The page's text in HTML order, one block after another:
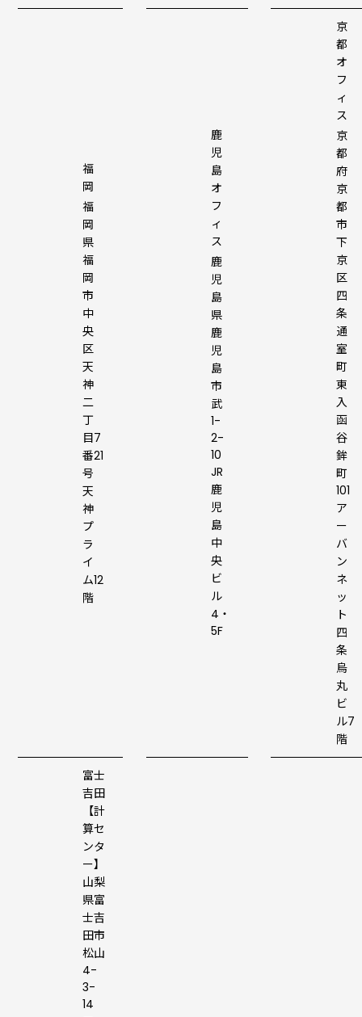
福
岡
福
岡
県
福
岡
市
中
央
区
天
神
二
丁
目7
番21
号
天
神
プ
ラ
イ
ム12
階
鹿
児
島
オ
フ
ィ
ス
鹿
児
島
県
鹿
児
島
市
武
1-
2-
10
JR
鹿
児
島
中
央
ビ
ル
4・
5F
京
都
オ
フ
ィ
ス
京
都
府
京
都
市
下
京
区
四
条
通
室
町
東
入
函
谷
鉾
町
101
ア
ー
バ
ン
ネ
ッ
ト
四
条
烏
丸
ビ
ル7
階
富士
吉田
【計
算セ
ンタ
ー】
山梨
県富
士吉
田市
松山
4-
3-
14